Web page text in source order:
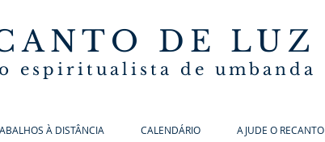
DE LUZ
espiritualista de umbanda
À DISTÂNCIA CALENDÁRIO AJUDE O RECANTO